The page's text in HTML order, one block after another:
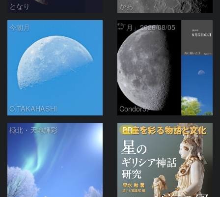
となり かあ
今朝月
O.TAKAHASHI
「月」2026/08/05
Condor57
極北・天地輝彩 PR